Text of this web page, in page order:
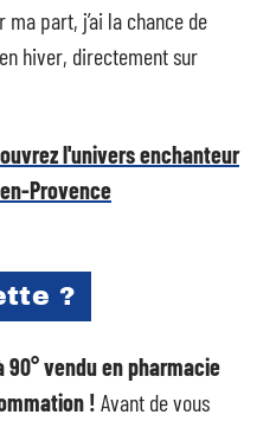
ma part, j’ai la chance de
hiver, directement sur
l'univers enchanteur
Provence
?
vendu en pharmacie
! Avant de vous